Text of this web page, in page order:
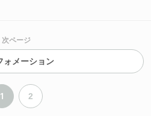
次ページ
ォメーション
1 2